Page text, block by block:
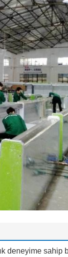
deneyime sahip